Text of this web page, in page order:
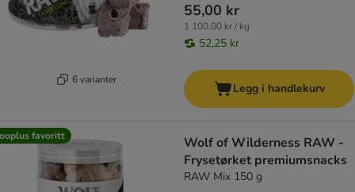
6 varianter
55,00 kr
1 100,00 kr / kg
52,25 kr
Legg i handlekurv
favoritt
Wolf of Wilderness RAW -
Frysetørket premiumsnacks
RAW Mix 150 g